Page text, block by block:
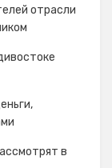
отрасли
в